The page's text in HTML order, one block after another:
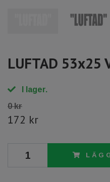
LUFTAD 53x25
I lager.
0 kr
172 kr